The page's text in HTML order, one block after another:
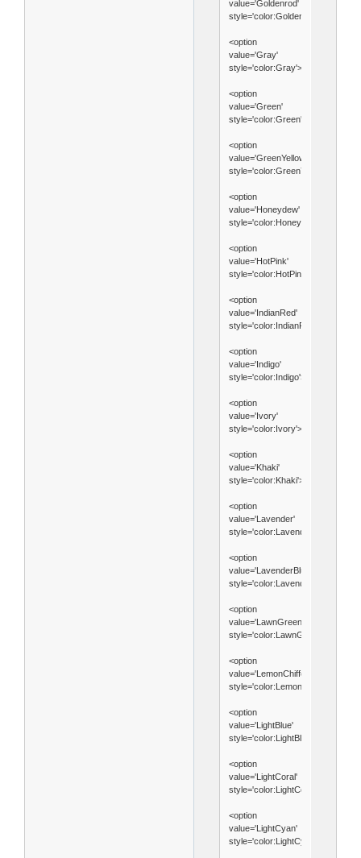
value='Goldenrod'
<option
value='Gray'
style='color:Gray'>Gray</option>
<option
value='Green'
style='color:Green'>Green</
<option
value='GreenYellow'
<option
value='Honeydew'
<option
value='HotPink'
style='color:HotPink'>HotPink</
<option
value='IndianRed'
<option
value='Indigo'
style='color:Indigo'>Indigo</
<option
value='Ivory'
style='color:Ivory'>Ivory</option>
<option
value='Khaki'
style='color:Khaki'>Khaki</option>
<option
value='Lavender'
<option
value='LavenderBlush'
<option
value='LawnGreen'
<option
value='LemonChiffon'
<option
value='LightBlue'
<option
value='LightCoral'
<option
value='LightCyan'